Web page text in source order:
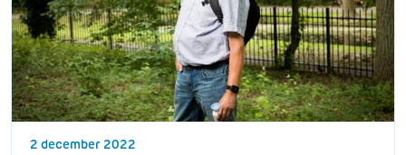
2 december 2022